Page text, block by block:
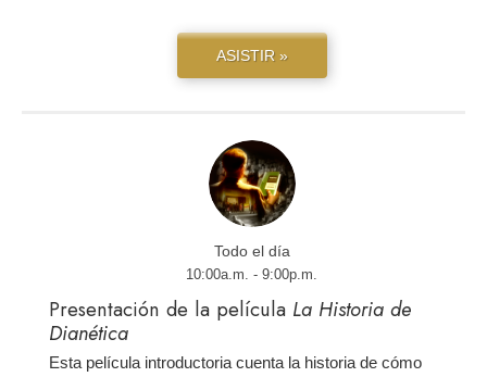
ASISTIR »
Todo el día
10:00a.m. - 9:00p.m.
Presentación de la película La Historia de
Dianética
Esta película introductoria cuenta la historia de cómo